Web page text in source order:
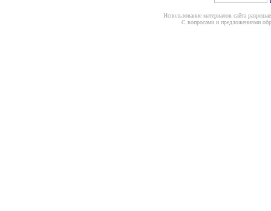
Использование материалов сайта
С вопросами и предложениями